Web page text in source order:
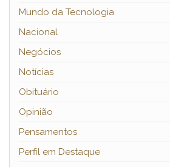
Mundo da Tecnologia
Nacional
Negócios
Notícias
Obituário
Opinião
Pensamentos
Perfil em Destaque